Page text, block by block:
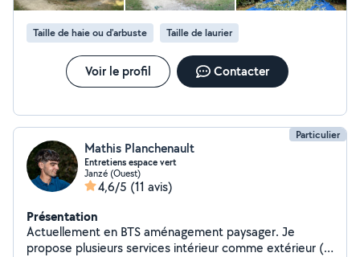
de payer en plusieurs fois sans frais par virement ou par
chèque travaux effectués rapidement et
soigneusement. Intervention avec nacelle si besoins
Taille de haie ou d'arbuste Taille de laurier
Voir le profil Contacter
Particulier
Mathis Planchenault
Entretiens espace vert
Janzé (Ouest)
4,6/5 (11 avis)
Présentation
Actuellement en BTS aménagement paysager. Je
propose plusieurs services intérieur comme extérieur (